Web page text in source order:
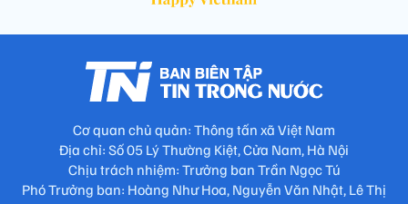
Cơ quan chủ quản: Thông tấn xã Việt Nam
Địa chỉ: Số 05 Lý Thường Kiệt, Cửa Nam, Hà Nội
Chịu trách nhiệm: Trưởng ban Trần Ngọc Tú
Phó Trưởng ban: Hoàng Như Hoa, Nguyễn Văn Nhật, Lê Thị